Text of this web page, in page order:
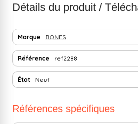
Détails du produit /
Marque BONES
Référence ref2288
État Neuf
Références spécifiques